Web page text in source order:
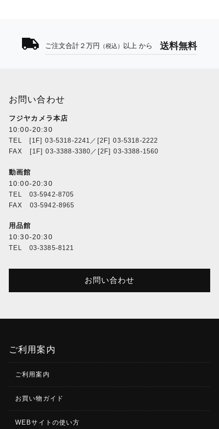
ご注文合計２万円 （税込） 以上 から 送料無料
お問い合わせ
フジヤカメラ本店
10:00-20:30
TEL [1F] 03-5318-2241／[2F] 03-5318-2222
FAX [1F] 03-3388-3380／[2F] 03-3388-1560
動画館
10:00-20:30
TEL 03-5942-8705
FAX 03-5942-8965
用品館
10:30-20:30
TEL 03-3385-8121
お問い合わせ
ご利用案内
ご利用案内
お買い物ガイド
WEBサイトの使い方